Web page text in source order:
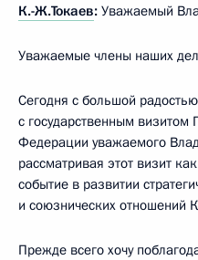
К.-Ж.Токаев: Уважаемый
Уважаемые члены наших
Сегодня с большой
с государственным визитом
Федерации уважаемого
рассматривая этот визит
событие в развитии
и союзнических отношений
Прежде всего хочу